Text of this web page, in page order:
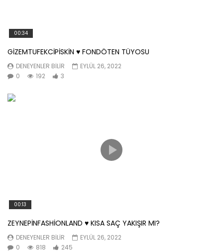
00:34
GİZEMTUFEKCİPİSKİN ♥️ FONDÖTEN TÜYOSU
DENEYENLER BILIR
EYLÜL 26, 2022
0
192 3
00:13
ZEYNEPİNFASHİONLAND ♥️ KISA SAÇ YAKIŞIR MI?
DENEYENLER BILIR
EYLÜL 26, 2022
0
818 245